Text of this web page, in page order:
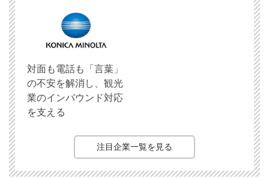
対面も電話も「言葉」
の不安を解消し、観光
業のインバウンド対応
を支える
注目企業一覧を見る